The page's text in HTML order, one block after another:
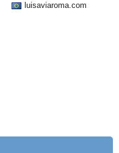
luisaviaroma.com